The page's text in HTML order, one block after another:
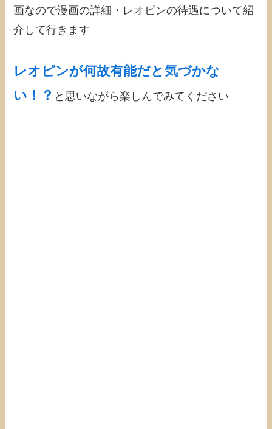
画なので漫画の詳細・レオピンの待遇について紹
介して行きます
レオピンが何故有能だと気づかな
い！？ と思いながら楽しんでみてください